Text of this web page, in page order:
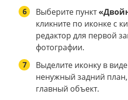
6 Выберите пункт
кликните по иконке с
редактор для первой
фотографии.
7
Выделите иконку в
ненужный задний план,
главный объект.